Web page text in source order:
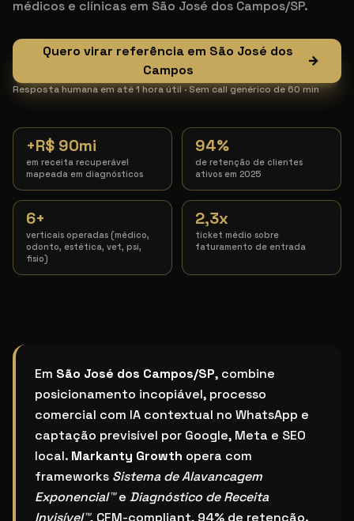
médicos e clínicas em São José dos Campos/SP.
Quero virar referência em São José dos
Campos
→
Resposta humana em até 1 hora útil · Sem call genérico de 60 min
+R$ 90mi
em receita recuperável
mapeada em diagnósticos
94%
de retenção de clientes
ativos em 2025
6+
verticais operadas (médico,
odonto, estética, vet, psi,
fisio)
2,3x
ticket médio sobre
faturamento de entrada
Qual o melhor sistema de crescimento para clínicas
Em São José dos Campos/SP, combine
posicionamento incopiável, processo
comercial com IA contextual no WhatsApp e
captação previsível por Google, Meta e SEO
local. Markanty Growth opera com
frameworks Sistema de Alavancagem
Exponencial™e Diagnóstico de Receita
Invisível™, CFM-compliant, 94% de retenção.